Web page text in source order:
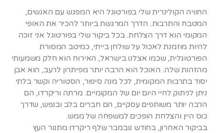
החוויה הקולינרית שלי בפורטוגל היא המפגש עם האנשים,
המטבח והתרבות. הדרך המרגשת ביותר להכיר את האופי
המקומי הוא דרך הצלחת. בכל ביקור שלי בפורטוגל אני זוכה
להיות מוזמנת לאכול על שולחן בייתי, כמיטב המסורת
הפורטוגלית, שכמו אצלנו בישראל, האירוח הוא חלק משמעותי
מהזהות שלה. האוכל הוא הרבה יותר מפיתרון לרעב, הוא אבן
יסוד בתרבות המקומית, לכל מנה סיפור, הסטוריה וקשר בלתי
ניתן לניתוק לחיי היום יום של המקומיים. מרתה וריקרדו, הם
הרבה יותר משותפים עסקיים, הם חברים בלב ובנפש, שדרך
כוס היין והצלחת הופכים למשפחה של ממש.
בביקור האחרון, בחודש נובמבר שלף ריקרדו מתנור העץ